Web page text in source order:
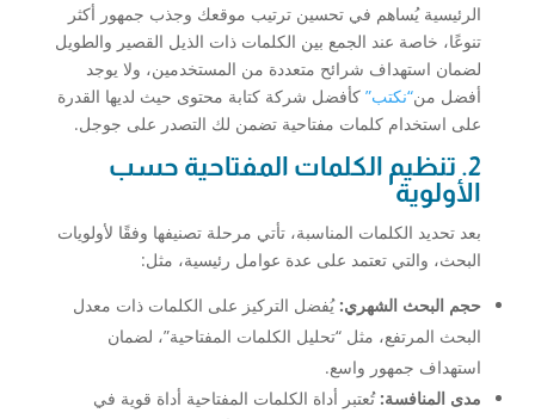
الرئيسية يُساهم في تحسين ترتيب موقعك وجذب جمهور أكثر
تنوعًا، خاصة عند الجمع بين الكلمات ذات الذيل القصير والطويل
لضمان استهداف شرائح متعددة من المستخدمين، ولا يوجد
أفضل من“نكتب”كأفضل شركة كتابة محتوى حيث لديها القدرة
على استخدام كلمات مفتاحية تضمن لك التصدر على جوجل.
2. تنظيم الكلمات المفتاحية حسب
الأولوية
بعد تحديد الكلمات المناسبة، تأتي مرحلة تصنيفها وفقًا لأولويات
البحث، والتي تعتمد على عدة عوامل رئيسية، مثل:
حجم البحث الشهري: يُفضل التركيز على الكلمات ذات معدل
البحث المرتفع، مثل “تحليل الكلمات المفتاحية”، لضمان
استهداف جمهور واسع.
مدى المنافسة: تُعتبر أداة الكلمات المفتاحية أداة قوية في